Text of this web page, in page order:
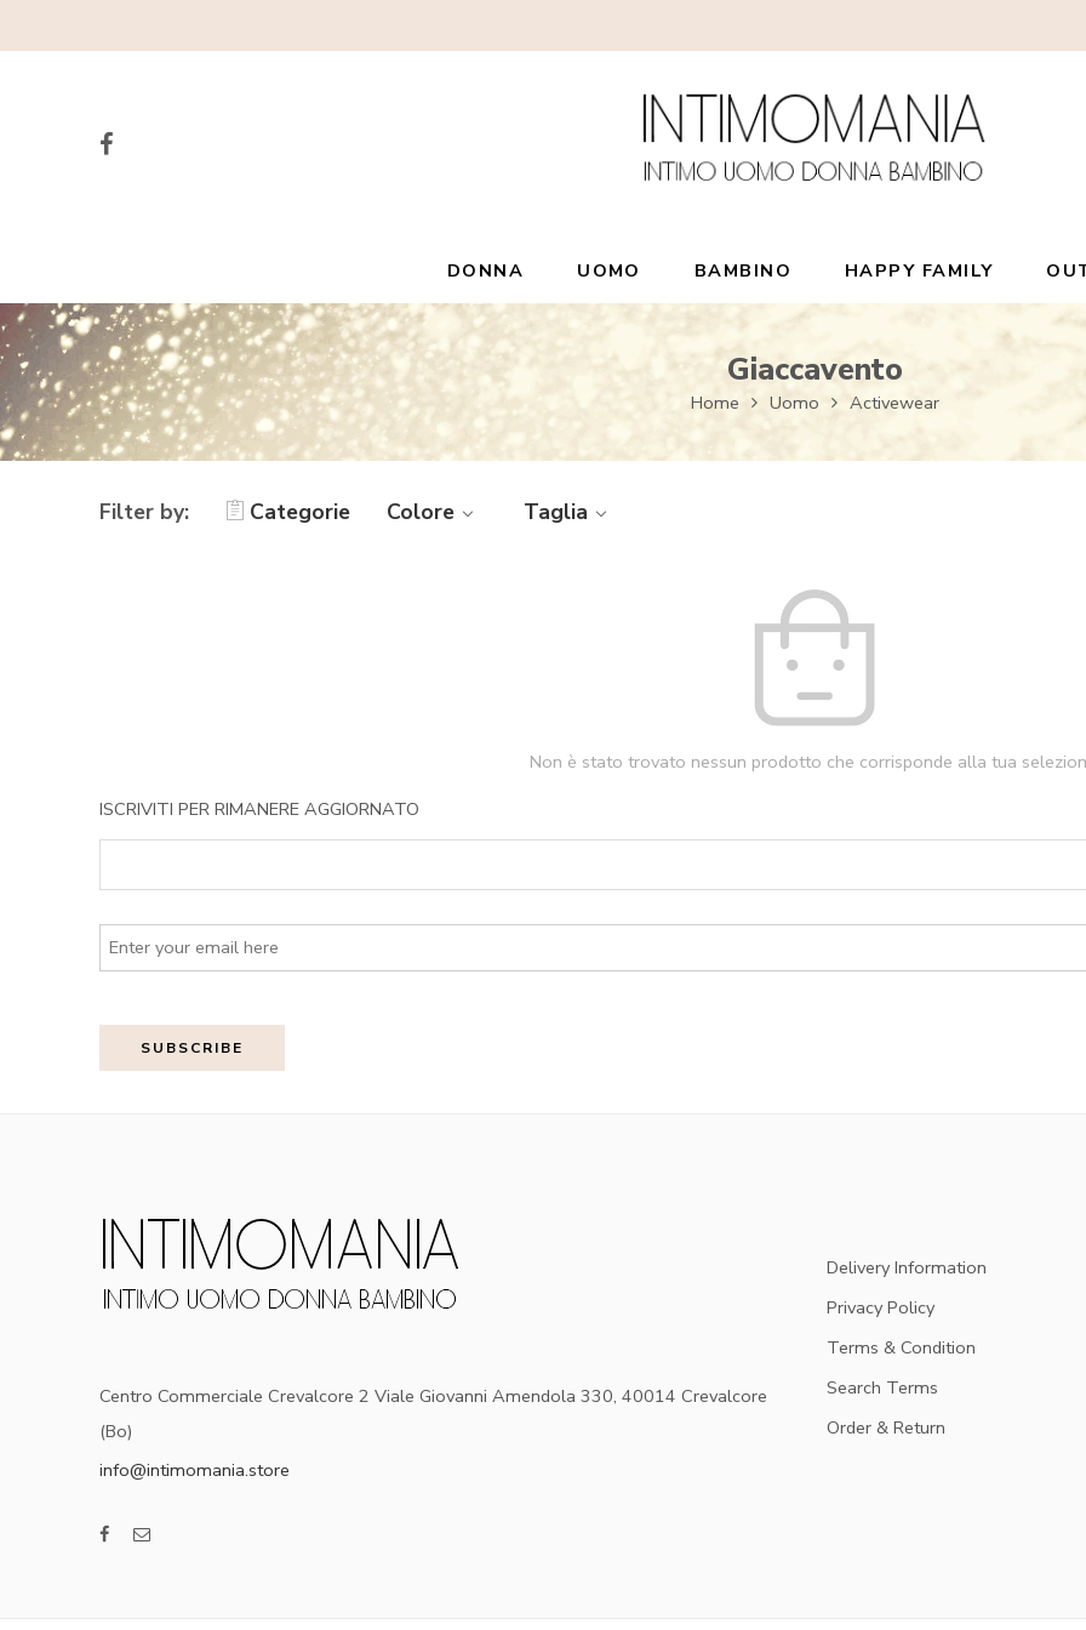
DONNA UOMO BAMBINO HAPPY FAMILY
Giaccavento
Home Uomo Activewear
Filter by: Categorie Colore Taglia
Non è stato trovato nessun prodotto che corrisponde alla tua
ISCRIVITI PER RIMANERE AGGIORNATO
Centro Commerciale Crevalcore 2 Viale Giovanni Amendola 330, 40014 Crevalcore
(Bo)
info@intimomania.store
Delivery Information
Privacy Policy
Terms & Condition
Search Terms
Order & Return